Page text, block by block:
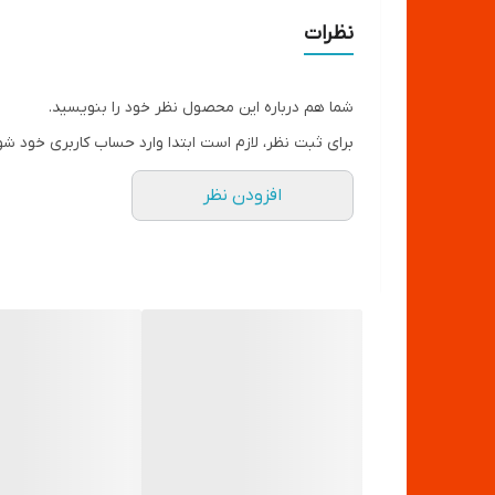
نظرات
شما هم درباره این محصول نظر خود را بنویسید.
برای ثبت نظر، لازم است ابتدا وارد حساب کاربری خود
افزودن نظر